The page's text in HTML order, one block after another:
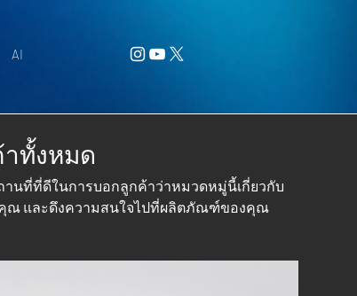
AI
ทั้งหมด
นที่ที่ดีในการบอกลูกค้าว่าหมวดหมู่นี้เกี่ยวกับ
คุณ และดึงความสนใจไปที่ผลิตภัณฑ์ของคุณ